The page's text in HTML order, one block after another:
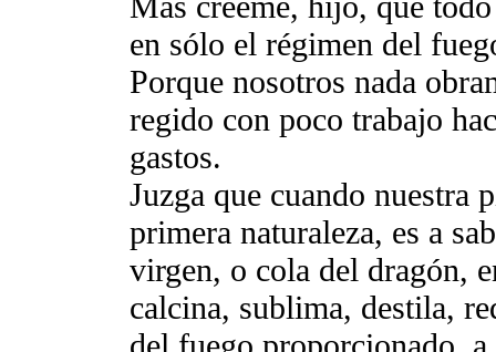
en sólo el régimen del
Porque nosotros nada
regido con poco trabajo
gastos.
Juzga que cuando nuestra
primera naturaleza, es a
virgen, o cola del dragón,
calcina, sublima, destila,